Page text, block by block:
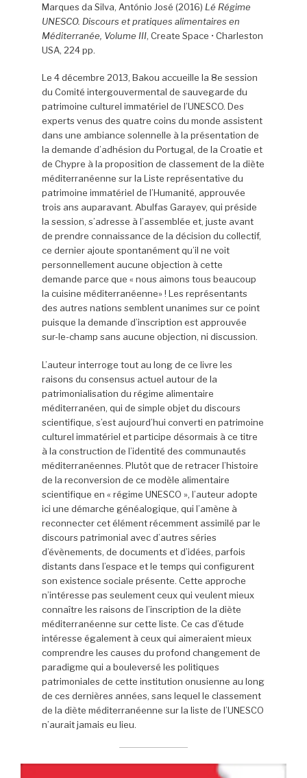
Marques da Silva, António José (2016) Lé Régime
UNESCO. Discours et pratiques alimentaires en
Méditerranée, Volume III, Create Space • Charleston
USA, 224 pp.
Le 4 décembre 2013, Bakou accueille la 8e session
du Comité intergouvermental de sauvegarde du
patrimoine culturel immatériel de l’UNESCO. Des
experts venus des quatre coins du monde assistent
dans une ambiance solennelle à la présentation de
la demande d’adhésion du Portugal, de la Croatie et
de Chypre à la proposition de classement de la diète
méditerranéenne sur la Liste représentative du
patrimoine immatériel de l’Humanité, approuvée
trois ans auparavant. Abulfas Garayev, qui préside
la session, s’adresse à l’assemblée et, juste avant
de prendre connaissance de la décision du collectif,
ce dernier ajoute spontanément qu’il ne voit
personnellement aucune objection à cette
demande parce que « nous aimons tous beaucoup
la cuisine méditerranéenne» ! Les représentants
des autres nations semblent unanimes sur ce point
puisque la demande d’inscription est approuvée
sur-le-champ sans aucune objection, ni discussion.
L’auteur interroge tout au long de ce livre les
raisons du consensus actuel autour de la
patrimonialisation du régime alimentaire
méditerranéen, qui de simple objet du discours
scientifique, s’est aujourd’hui converti en patrimoine
culturel immatériel et participe désormais à ce titre
à la construction de l’identité des communautés
méditerranéennes. Plutôt que de retracer l’histoire
de la reconversion de ce modèle alimentaire
scientifique en « régime UNESCO », l’auteur adopte
ici une démarche généalogique, qui l’amène à
reconnecter cet élément récemment assimilé par le
discours patrimonial avec d’autres séries
d’évènements, de documents et d’idées, parfois
distants dans l’espace et le temps qui configurent
son existence sociale présente. Cette approche
n’intéresse pas seulement ceux qui veulent mieux
connaître les raisons de l’inscription de la diète
méditerranéenne sur cette liste. Ce cas d’étude
intéresse également à ceux qui aimeraient mieux
comprendre les causes du profond changement de
paradigme qui a bouleversé les politiques
patrimoniales de cette institution onusienne au long
de ces dernières années, sans lequel le classement
de la diète méditerranéenne sur la liste de l’UNESCO
n’aurait jamais eu lieu.